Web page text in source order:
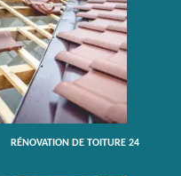
RÉNOVATION DE TOITURE 24